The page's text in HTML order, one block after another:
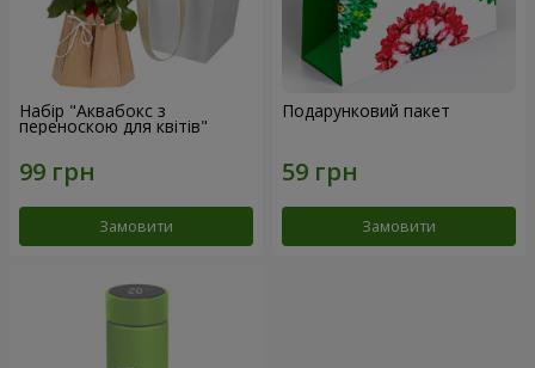
Набір "Аквабокс з
переноскою для квітів"
Замовити
Подарунковий пакет
Замовити